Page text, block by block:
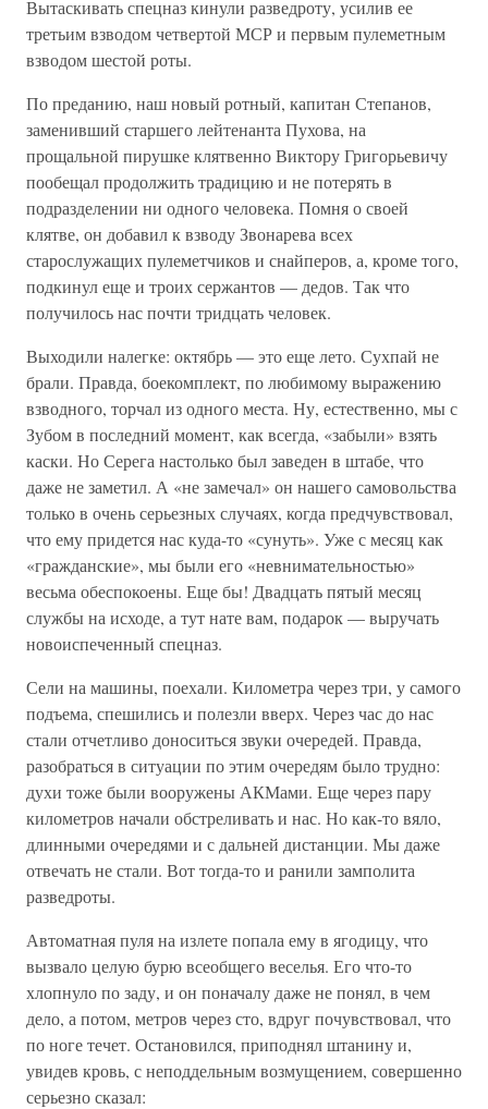
Вытаскивать спецназ кинули разведроту, усилив ее
третьим взводом четвертой МСР и первым пулеметным
взводом шестой роты.
По преданию, наш новый ротный, капитан Степанов,
заменивший старшего лейтенанта Пухова, на
прощальной пирушке клятвенно Виктору Григорьевичу
пообещал продолжить традицию и не потерять в
подразделении ни одного человека. Помня о своей
клятве, он добавил к взводу Звонарева всех
старослужащих пулеметчиков и снайперов, а, кроме того,
подкинул еще и троих сержантов — дедов. Так что
получилось нас почти тридцать человек.
Выходили налегке: октябрь — это еще лето. Сухпай не
брали. Правда, боекомплект, по любимому выражению
взводного, торчал из одного места. Ну, естественно, мы с
Зубом в последний момент, как всегда, «забыли» взять
каски. Но Серега настолько был заведен в штабе, что
даже не заметил. А «не замечал» он нашего самовольства
только в очень серьезных случаях, когда предчувствовал,
что ему придется нас куда-то «сунуть». Уже с месяц как
«гражданские», мы были его «невнимательностью»
весьма обеспокоены. Еще бы! Двадцать пятый месяц
службы на исходе, а тут нате вам, подарок — выручать
новоиспеченный спецназ.
Сели на машины, поехали. Километра через три, у самого
подъема, спешились и полезли вверх. Через час до нас
стали отчетливо доноситься звуки очередей. Правда,
разобраться в ситуации по этим очередям было трудно:
духи тоже были вооружены АКМами. Еще через пару
километров начали обстреливать и нас. Но как-то вяло,
длинными очередями и с дальней дистанции. Мы даже
отвечать не стали. Вот тогда-то и ранили замполита
разведроты.
Автоматная пуля на излете попала ему в ягодицу, что
вызвало целую бурю всеобщего веселья. Его что-то
хлопнуло по заду, и он поначалу даже не понял, в чем
дело, а потом, метров через сто, вдруг почувствовал, что
по ноге течет. Остановился, приподнял штанину и,
увидев кровь, с неподдельным возмущением, совершенно
серьезно сказал: